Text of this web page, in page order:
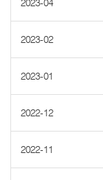
2023-04
2023-02
2023-01
2022-12
2022-11